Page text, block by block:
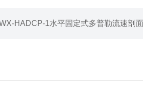
HADCP-1水平固定式多普勒流速剖